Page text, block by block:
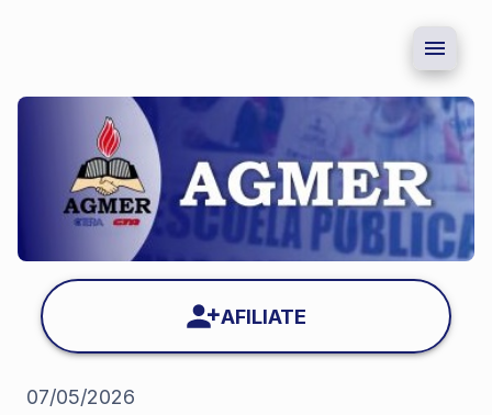
AFILIATE
07/05/2026